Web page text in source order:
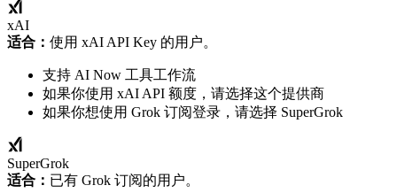
xAI
适合： 使用 xAI API Key 的用户。
支持 AI Now 工具工作流
如果你使用 xAI API 额度，请选择这个提供商
如果你想使用 Grok 订阅登录，请选择 SuperGrok
SuperGrok
适合： 已有 Grok 订阅的用户。